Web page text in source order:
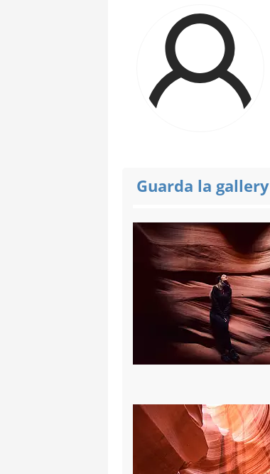
Guarda la gallery